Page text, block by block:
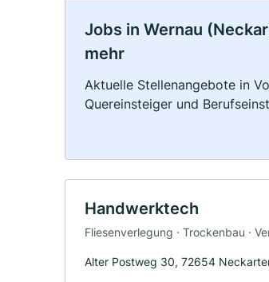
Jobs in Wernau
mehr
Aktuelle Stellenangebote in
Quereinsteiger und
Handwerktech
Fliesenverlegung · Trockenbau ·
Alter Postweg 30, 72654